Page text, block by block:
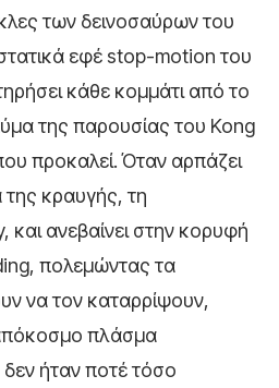
των δεινοσαύρων του
εφέ stop-motion του
κάθε κομμάτι από το
της παρουσίας του Kong
προκαλεί. Όταν αρπάζει
της κραυγής, τη
και ανεβαίνει στην κορυφή
πολεμώντας τα
να τον καταρρίψουν,
απόκοσμο πλάσμα
ήταν ποτέ τόσο